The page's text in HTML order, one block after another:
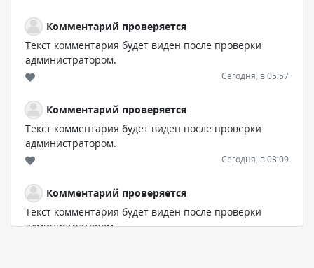
Комментарий проверяется
Текст комментария будет виден после проверки
администратором.
Сегодня, в 05:57
Комментарий проверяется
Текст комментария будет виден после проверки
администратором.
Сегодня, в 03:09
Комментарий проверяется
Текст комментария будет виден после проверки
администратором.